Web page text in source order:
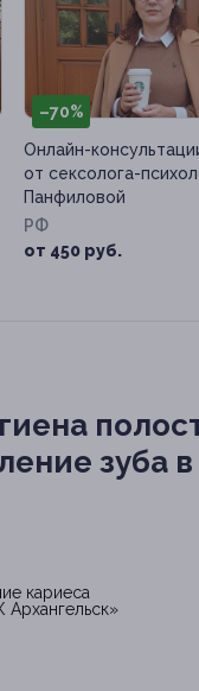
–70%
Онлайн-
от сексолога-
Панфиловой
РФ
от 450 руб.
зуба